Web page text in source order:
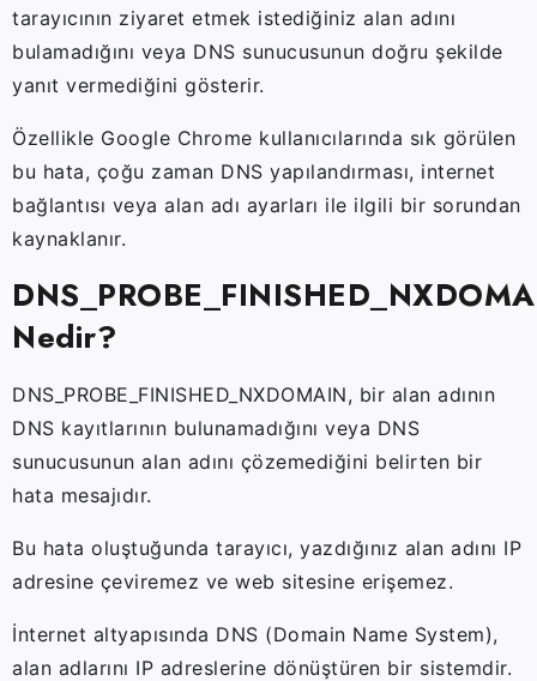
tarayıcının ziyaret etmek istediğiniz alan adını
bulamadığını veya DNS sunucusunun doğru şekilde
yanıt vermediğini gösterir.
Özellikle Google Chrome kullanıcılarında sık görülen
bu hata, çoğu zaman DNS yapılandırması, internet
bağlantısı veya alan adı ayarları ile ilgili bir sorundan
kaynaklanır.
Nedir?
DNS_PROBE_FINISHED_NXDOMAIN, bir alan adının
DNS kayıtlarının bulunamadığını veya DNS
sunucusunun alan adını çözemediğini belirten bir
hata mesajıdır.
Bu hata oluştuğunda tarayıcı, yazdığınız alan adını IP
adresine çeviremez ve web sitesine erişemez.
İnternet altyapısında DNS (Domain Name System),
alan adlarını IP adreslerine dönüştüren bir sistemdir.